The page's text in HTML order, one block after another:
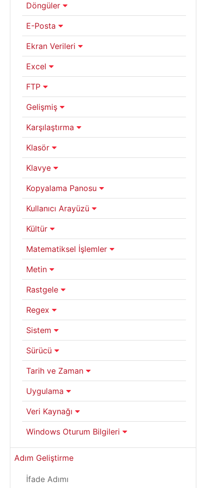
Döngüler
E-Posta
Ekran Verileri
Excel
FTP
Gelişmiş
Karşılaştırma
Klasör
Klavye
Kopyalama Panosu
Kullanıcı Arayüzü
Kültür
Matematiksel İşlemler
Metin
Rastgele
Regex
Sistem
Sürücü
Tarih ve Zaman
Uygulama
Veri Kaynağı
Windows Oturum Bilgileri
Adım Geliştirme
İfade Adımı